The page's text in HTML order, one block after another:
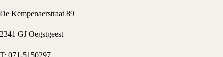
De Kempenaerstraat 89
2341 GJ Oegstgeest
T: 071-5150297